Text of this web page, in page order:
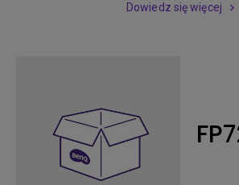
Dowiedz się więcej